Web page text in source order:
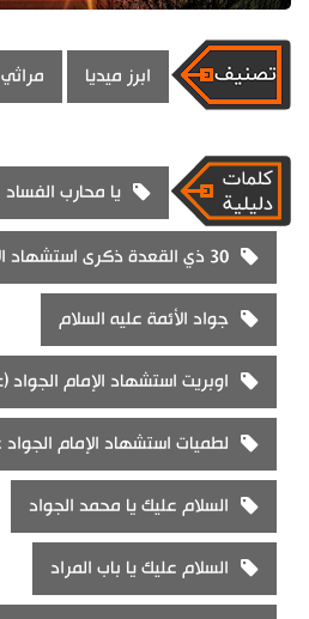
ابرز ميديا
يا محارب الفساد
30 ذي القعدة ذكرى استشهاد الإمام الجواد عليه السلام
جواد الأئمة عليه السلام
اوبريت استشهاد الإمام الجواد
لطميات استشهاد الإمام الجواد
السلام عليك يا محمد الجواد
السلام عليك يا باب المراد